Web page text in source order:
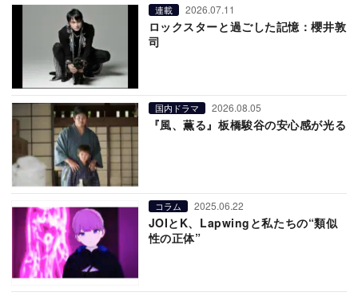
連載 2026.07.11
ロックスターと過ごした記憶：櫻井敦
司
国内ドラマ 2026.08.05
『風、薫る』板橋駿谷の安心感が光る
コラム 2025.06.22
JOIとK、Lapwingと私たちの“類似
性の正体”